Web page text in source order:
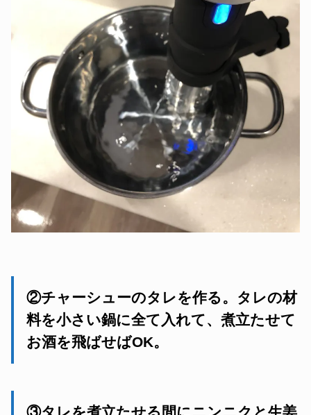
②チャーシューのタレを作る。タレの材
料を小さい鍋に全て入れて、煮立たせて
お酒を飛ばせばOK。